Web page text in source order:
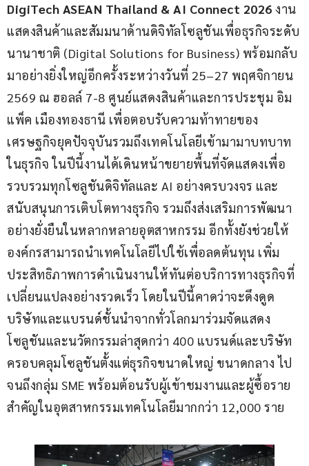
DigiTech ASEAN Thailand & AI Connect 2026 งาน
แสดงสินค้าและสัมมนาด้านดิจิทัลโซลูชันเพื่อธุรกิจระดับ
นานาชาติ (Digital Solutions for Business) พร้อมกลับ
มาอย่างยิ่งใหญ่อีกครั้งระหว่างวันที่ 25–27 พฤศจิกายน
2569 ณ ฮอลล์ 7-8 ศูนย์แสดงสินค้าและการประชุม อิม
แพ็ค เมืองทองธานี เพื่อตอบรับความท้าทายของ
เศรษฐกิจยุคปัจจุบันรวมถึงเทคโนโลยีเข้ามามาบทบาท
ในธุรกิจ ในปีนี้งานได้เดินหน้าขยายพื้นที่จัดแสดงเพื่อ
รวบรวมทุกโซลูชันดิจิทัลและ AI อย่างครบวงจร และ
สนับสนุนการเติบโตทางธุรกิจ รวมถึงส่งเสริมการพัฒนา
อย่างยั่งยืนในหลากหลายอุตสาหกรรม อีกทั้งยังช่วยให้
องค์กรสามารถนำเทคโนโลยีไปใช้เพื่อลดต้นทุน เพิ่ม
ประสิทธิภาพการดำเนินงานให้ทันต่อบริการทางธุรกิจที่
เปลี่ยนแปลงอย่างรวดเร็ว โดยในปีนี้คาดว่าจะดึงดูด
บริษัทและแบรนด์ชั้นนำจากทั่วโลกมาร่วมจัดแสดง
โซลูชันและนวัตกรรมล่าสุดกว่า 400 แบรนด์และบริษัท
ครอบคลุมโซลูชันตั้งแต่ธุรกิจขนาดใหญ่ ขนาดกลาง ไป
จนถึงกลุ่ม SME พร้อมต้อนรับผู้เข้าชมงานและผู้ซื้อราย
สำคัญในอุตสาหกรรมเทคโนโลยีมากกว่า 12,000 ราย